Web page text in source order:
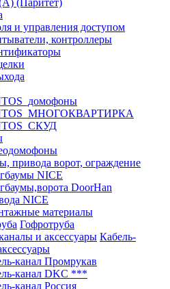
(Паритет)
и управления доступом
контроллеры
привода ворот, ограждение
NICE
DoorHan
NICE
материалы
Гофротруба
Кабель-
канал Промрукав
канал DKC ***
канал Россия